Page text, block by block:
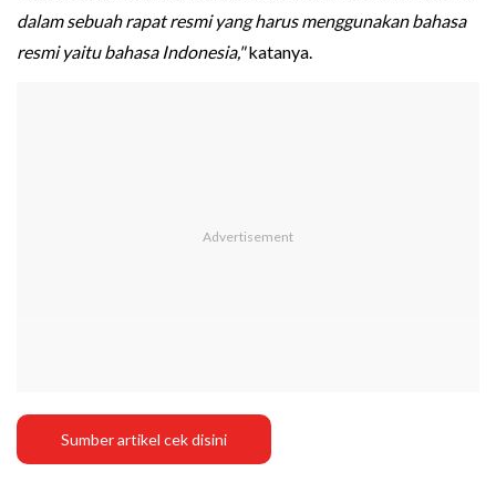
dalam sebuah rapat resmi yang harus menggunakan bahasa
resmi yaitu bahasa Indonesia,"katanya.
Sumber artikel cek disini